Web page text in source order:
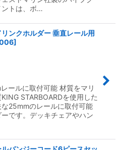
ントは、ボ…
ンクホルダー 垂直レール用
]
ールに取付可能 材質をマリ
STARBOARDを使用した
25mmのレールに取付可能
です。デッキチェアやハン